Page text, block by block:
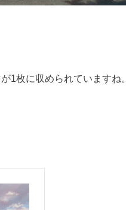
1枚に収められていますね。